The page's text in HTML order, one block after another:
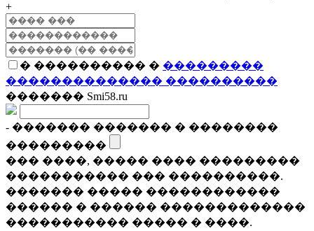
+
� ���������� � ���������
�������������� ����������
������� Smi58.ru
- ������� ������� � ��������
���������
��� ����, ����� ���� ���������
����������� ��� ����������.
������� ����� ������������
������ � ������ �������������
����������� ����� � ����.